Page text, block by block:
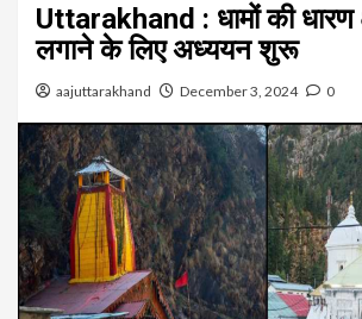
Uttarakhand : धामों की धारण
लगाने के लिए अध्ययन शुरू
aajuttarakhand December 3, 2024 0